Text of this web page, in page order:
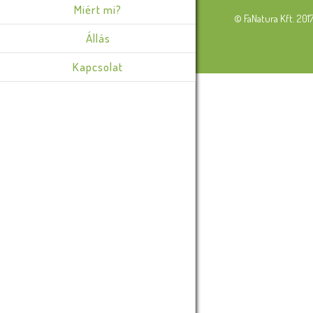
Miért mi?
Állás
Kapcsolat
© FaNatura Kft.